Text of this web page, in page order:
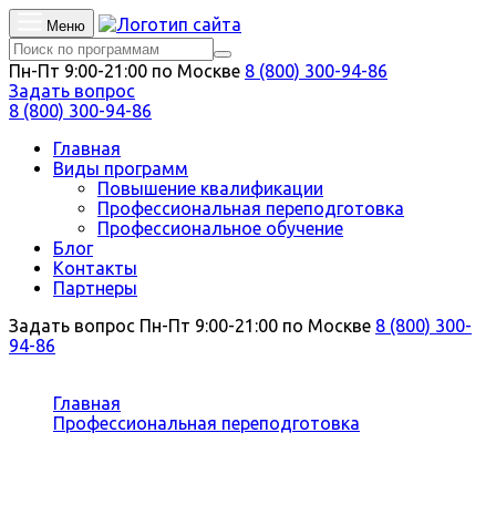
Меню
Пн-Пт 9:00-21:00 по Москве 8 (800) 300-94-86
Задать вопрос
8 (800) 300-94-86
Главная
Виды программ
Повышение квалификации
Профессиональная переподготовка
Профессиональное обучение
Блог
Контакты
Партнеры
Задать вопрос Пн-Пт 9:00-21:00 по Москве 8 (800) 300-
94-86
Главная
Профессиональная переподготовка